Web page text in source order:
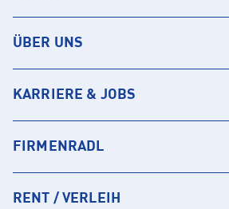
ÜBER UNS
KARRIERE & JOBS
FIRMENRADL
RENT / VERLEIH